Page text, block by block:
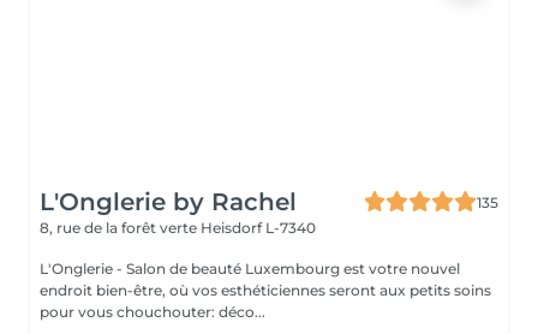
L'Onglerie by Rachel
135
8, rue de la forêt verte Heisdorf L-7340
L'Onglerie - Salon de beauté Luxembourg est votre nouvel
endroit bien-être, où vos esthéticiennes seront aux petits soins
pour vous chouchouter: déco...